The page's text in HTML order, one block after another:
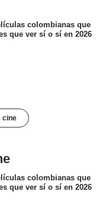
colombianas que
que ver sí o sí en 2026
cine
colombianas que
que ver sí o sí en 2026